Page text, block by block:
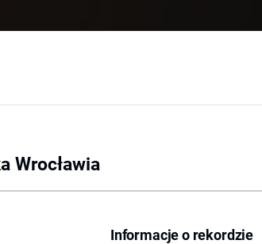
Wrocławia
Informacje o rekordzie